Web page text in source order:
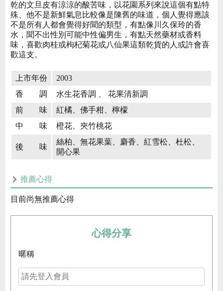
乾的文旦皮有涼涼的酸苦味，以花園系列來說這個有點特
殊、他不是新鮮氣息比較像是陳舊的味道，個人覺得應該
不是所有人都會覺得好聞的類型，有點像川久保玲的香
水，聞不出性別可能中性偏男生，有點天然藥材或香料
味，喜歡肉桂或枸杞菊花或八仙果這類乾貨的人或許會喜
歡這支。
上市年份
2003
香 調
水生花香調 、 花果清新調
前 味
紅橘、佛手柑、檸檬
中 味
橙花、夾竹桃花
後 味
絲柏、無花果葉、麝香、紅雪松、杜松、
開心果
推薦心得
目前尚無推薦心得
心得分享
暱稱